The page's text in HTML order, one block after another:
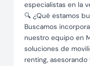
especialistas en la
🔍 ¿Qué estamos
Buscamos
nuestro equipo en
soluciones de
renting,